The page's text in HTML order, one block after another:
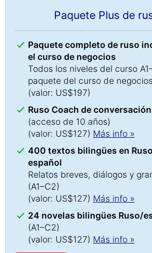
Paquete Plus de
Paquete completo de ruso
el curso de negocios
Todos los niveles del curso
paquete del curso de negocios
(valor: US$197)
Ruso Coach de
(acceso de 10 años)
(valor: US$127) Más info »
400 textos bilingües en
español
Relatos breves, diálogos y
(A1–C2)
(valor: US$127) Más info »
24 novelas bilingües Ruso/
(A1–C2)
(valor: US$127) Más info »